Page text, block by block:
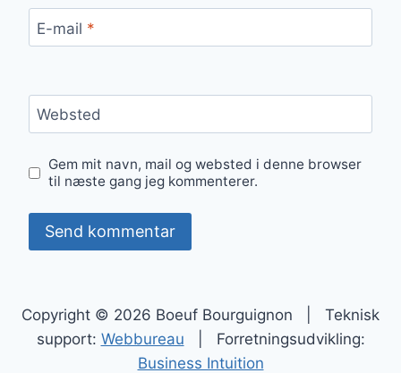
E-mail *
Websted
Gem mit navn, mail og websted i denne browser
til næste gang jeg kommenterer.
Copyright © 2026 Boeuf Bourguignon | Teknisk
support: Webbureau | Forretningsudvikling:
Business Intuition